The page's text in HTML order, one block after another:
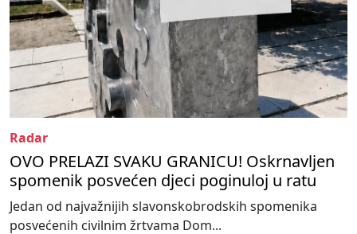
Radar
OVO PRELAZI SVAKU GRANICU! Oskrnavljen
spomenik posvećen djeci poginuloj u ratu
Jedan od najvažnijih slavonskobrodskih spomenika
posvećenih civilnim žrtvama Dom...